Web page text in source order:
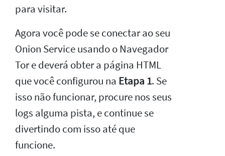
para visitar.
Agora você pode se conectar ao seu
Onion Service usando o Navegador
Tor e deverá obter a página HTML
que você configurou na Etapa 1. Se
isso não funcionar, procure nos seus
logs alguma pista, e continue se
divertindo com isso até que
funcione.